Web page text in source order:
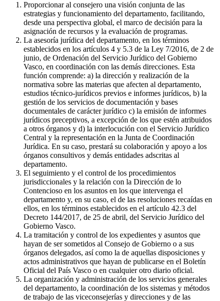
Proporcionar al consejero una visión conjunta de las
estrategias y funcionamiento del departamento, facilitando,
desde una perspectiva global, el marco de decisión para la
asignación de recursos y la evaluación de programas.
La asesoría jurídica del departamento, en los términos
establecidos en los artículos 4 y 5.3 de la Ley 7/2016, de 2 de
junio, de Ordenación del Servicio Jurídico del Gobierno
Vasco, en coordinación con las demás direcciones. Esta
función comprende: a) la dirección y realización de la
normativa sobre las materias que afecten al departamento,
estudios técnico-jurídicos previos e informes jurídicos, b) la
gestión de los servicios de documentación y bases
documentales de carácter jurídico c) la emisión de informes
jurídicos preceptivos, a excepción de los que estén atribuidos
a otros órganos y d) la interlocución con el Servicio Jurídico
Central y la representación en la Junta de Coordinación
Jurídica. En su caso, prestará su colaboración y apoyo a los
órganos consultivos y demás entidades adscritas al
departamento.
El seguimiento y el control de los procedimientos
jurisdiccionales y la relación con la Dirección de lo
Contencioso en los asuntos en los que intervenga el
departamento y, en su caso, el de las resoluciones recaídas en
ellos, en los términos establecidos en el artículo 42.3 del
Decreto 144/2017, de 25 de abril, del Servicio Jurídico del
Gobierno Vasco.
La tramitación y control de los expedientes y asuntos que
hayan de ser sometidos al Consejo de Gobierno o a sus
órganos delegados, así como la de aquellas disposiciones y
actos administrativos que hayan de publicarse en el Boletín
Oficial del País Vasco o en cualquier otro diario oficial.
La organización y administración de los servicios generales
del departamento, la coordinación de los sistemas y métodos
de trabajo de las viceconsejerías y direcciones y de las